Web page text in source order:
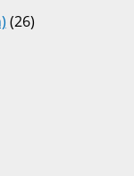
(26)